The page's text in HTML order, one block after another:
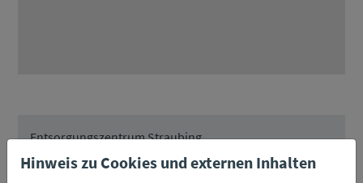
Entsorgungszentrum Straubing
Hinweis zu Cookies und externen Inhalten